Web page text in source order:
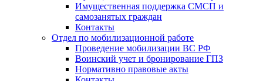
Имущественная поддержка СМСП и
самозанятых граждан
Контакты
Отдел по мобилизационной работе
Проведение мобилизации ВС РФ
Воинский учет и бронирование ГПЗ
Нормативно правовые акты